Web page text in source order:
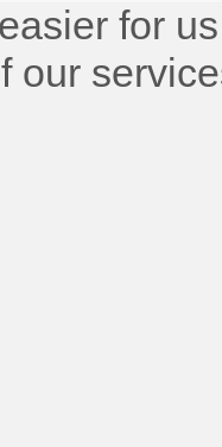
for
our